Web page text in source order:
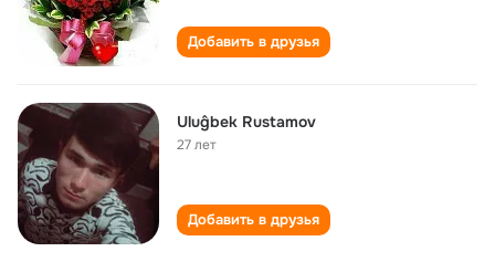
Добавить в друзья
Uluĝbek Rustamov
27 лет
Добавить в друзья